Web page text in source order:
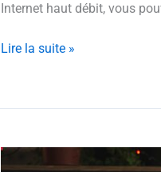
Internet haut débit, vous
Lire la suite »
Comment